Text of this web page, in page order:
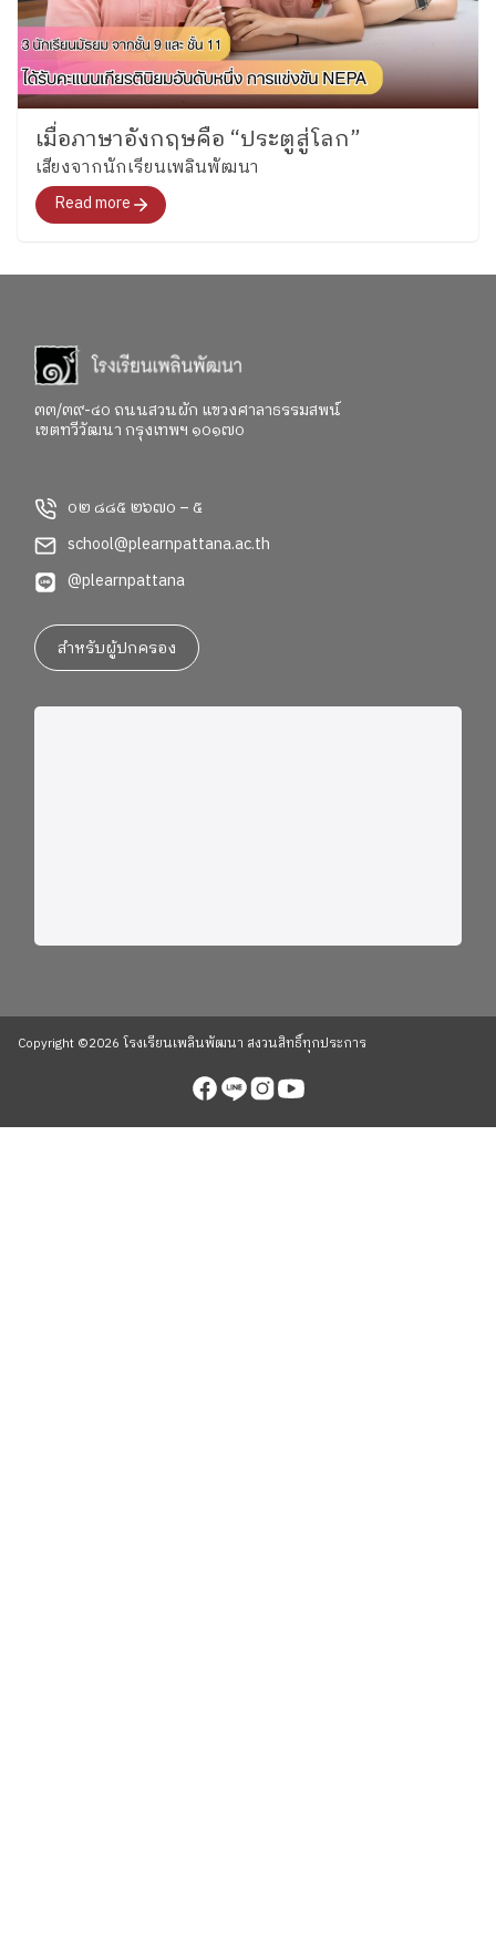
เมื่อภาษาอังกฤษคือ “ประตูสู่โลก”
เสียงจากนักเรียนเพลินพัฒนา
Read more
๓๓/๓๙-๔๐ ถนนสวนผัก แขวงศาลาธรรมสพน์
เขตทวีวัฒนา กรุงเทพฯ ๑๐๑๗๐
๐๒ ๘๘๕ ๒๖๗๐ – ๕
school@plearnpattana.ac.th
@plearnpattana
สำหรับผู้ปกครอง
Copyright ©2026 โรงเรียนเพลินพัฒนา สงวนสิทธิ์ทุกประการ